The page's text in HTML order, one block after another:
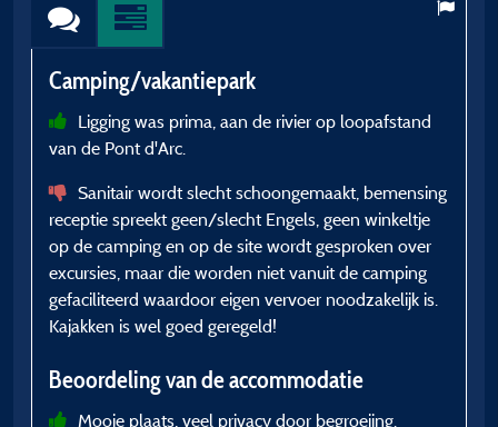
Camping/vakantiepark
Ligging was prima, aan de rivier op loopafstand
van de Pont d'Arc.
Sanitair wordt slecht schoongemaakt, bemensing
receptie spreekt geen/slecht Engels, geen winkeltje
op de camping en op de site wordt gesproken over
excursies, maar die worden niet vanuit de camping
gefaciliteerd waardoor eigen vervoer noodzakelijk is.
Kajakken is wel goed geregeld!
Beoordeling van de accommodatie
Mooie plaats, veel privacy door begroeiing.